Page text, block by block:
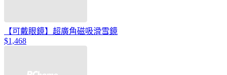
【可戴眼鏡】超廣角磁吸滑雪鏡
$1,468